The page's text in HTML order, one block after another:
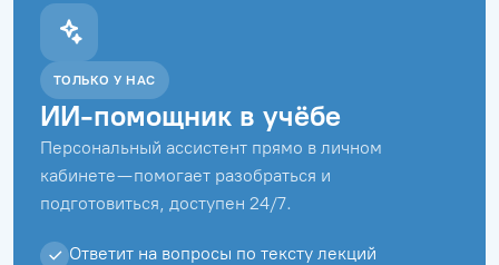
ТОЛЬКО У НАС
ИИ-помощник в учёбе
Персональный ассистент прямо в личном
кабинете — помогает разобраться и
подготовиться, доступен 24/7.
Ответит на вопросы по тексту лекций